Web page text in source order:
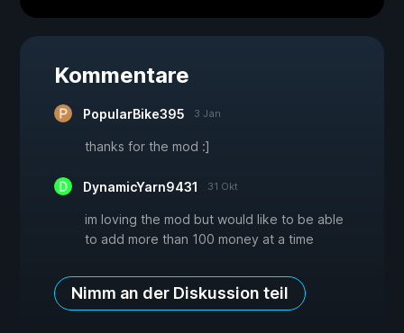
Kommentare
PopularBike395 3 Jan
thanks for the mod :]
DynamicYarn9431 31 Okt
im loving the mod but would like to be able
to add more than 100 money at a time
Nimm an der Diskussion teil